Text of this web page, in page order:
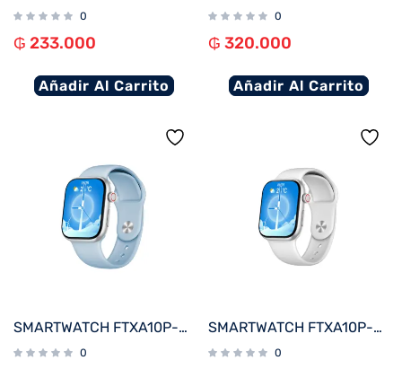
0
₲ 233.000
Añadir Al Carrito
0
₲ 320.000
Añadir Al Carrito
SMARTWATCH FTXA10P-SVLB 48MM PLATA/AZUL CLARO ANDROID/IOS/BT/FREC. CARD
0
SMARTWATCH FTXA10P-SVW 48MM PLATA/GRIS ANDROID/IOS/BT/FREC. CARD
0